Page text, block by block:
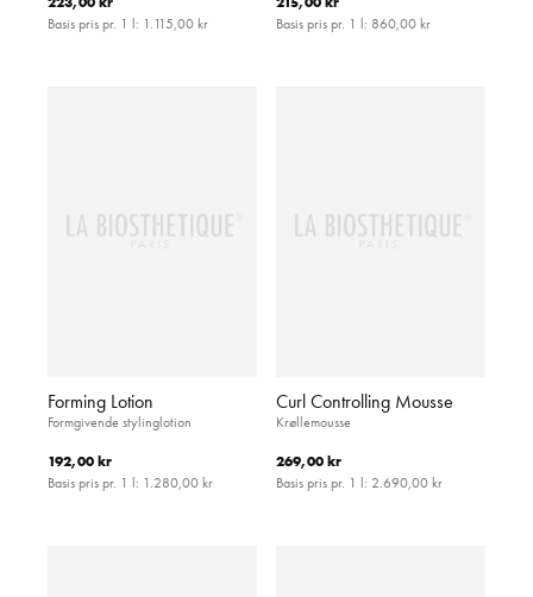
Basis pris pr. 1 l: 1.115,00 kr Basis pris pr. 1 l: 860,00 kr
Forming Lotion
Formgivende stylinglotion
192,00 kr
Basis pris pr. 1 l: 1.280,00 kr
Curl Controlling Mousse
Krøllemousse
269,00 kr
Basis pris pr. 1 l: 2.690,00 kr